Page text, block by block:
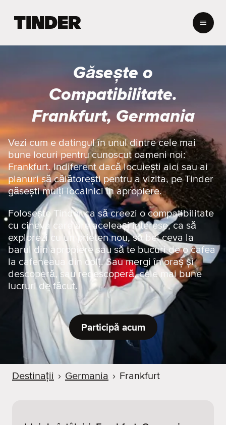
T
n
d
e
Găsește o
Compatibilitate.
Frankfurt, Germania
Vezi cum e datingul în unul dintre cele mai
bune locuri pentru cunoscut oameni noi:
Frankfurt. Indiferent dacă locuiești aici sau ai
planuri să călătorești pentru a vizita, pe Tinder
găsești mulți localnici în apropiere.
Folosește Tinder ca să creezi o compatibilitate
cu cineva care are aceleași interese, ca să
explorezi cu un prieten nou, să bei ceva la
barul din apropiere sau să te bucuri de o cafea
la cafeneaua din colț. Sau mergi în oraș și
descoperă, sau redescoperă, cele mai bune
lucruri de făcut.
Participă acum
Destinații › Germania › Frankfurt